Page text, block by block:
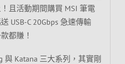
且活動期間購買 MSI 筆電
USB-C 20Gbps 急速傳輸
都賺！
與 Katana 三大系列，其實剛